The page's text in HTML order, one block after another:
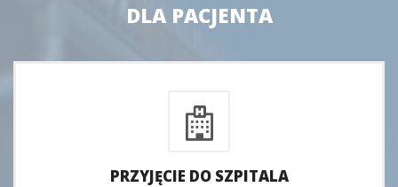
DLA PACJENTA
PRZYJĘCIE DO SZPITALA